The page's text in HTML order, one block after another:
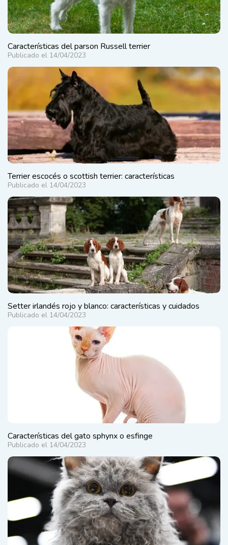
Características del parson Russell terrier
Publicado el 14/04/2023
Terrier escocés o scottish terrier: características
Publicado el 14/04/2023
Setter irlandés rojo y blanco: características y cuidados
Publicado el 14/04/2023
Características del gato sphynx o esfinge
Publicado el 14/04/2023